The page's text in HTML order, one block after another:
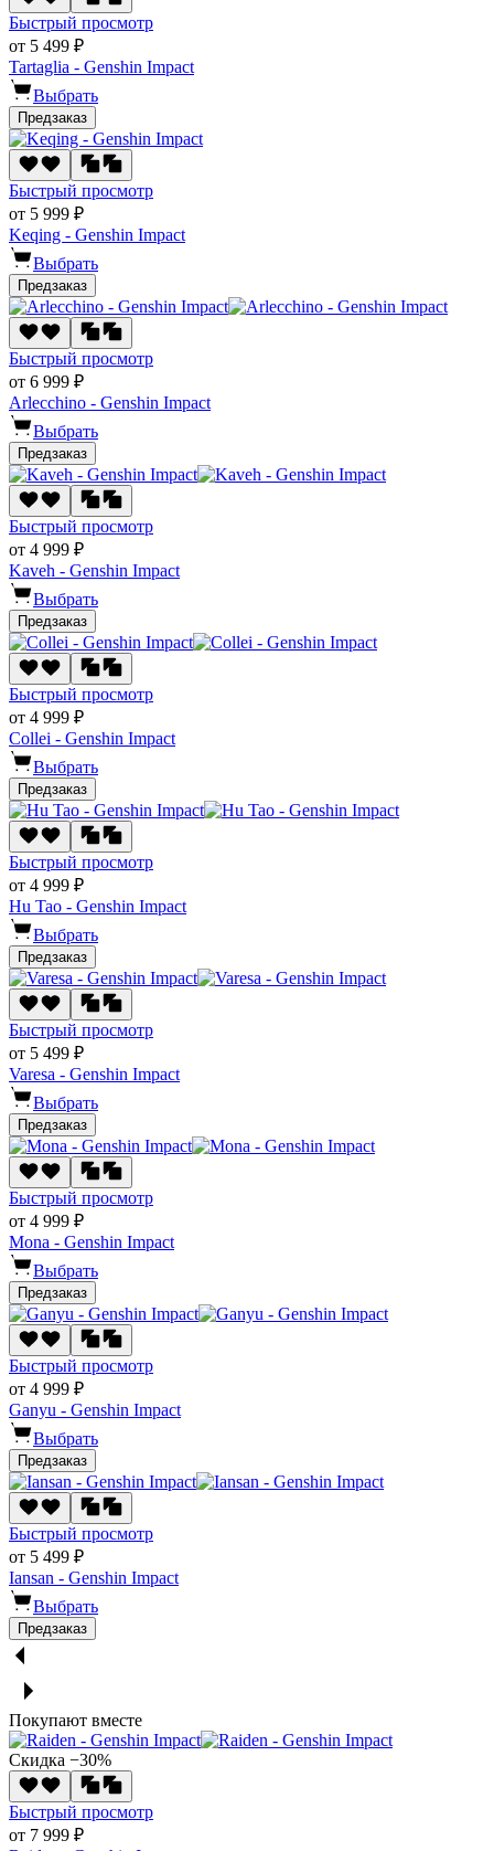
Быстрый просмотр
от 5 499 ₽
Tartaglia - Genshin Impact
Выбрать
Предзаказ
Быстрый просмотр
от 5 999 ₽
Keqing - Genshin Impact
Выбрать
Предзаказ
Быстрый просмотр
от 6 999 ₽
Arlecchino - Genshin Impact
Выбрать
Предзаказ
Быстрый просмотр
от 4 999 ₽
Kaveh - Genshin Impact
Выбрать
Предзаказ
Быстрый просмотр
от 4 999 ₽
Collei - Genshin Impact
Выбрать
Предзаказ
Быстрый просмотр
от 4 999 ₽
Hu Tao - Genshin Impact
Выбрать
Предзаказ
Быстрый просмотр
от 5 499 ₽
Varesa - Genshin Impact
Выбрать
Предзаказ
Быстрый просмотр
от 4 999 ₽
Mona - Genshin Impact
Выбрать
Предзаказ
Быстрый просмотр
от 4 999 ₽
Ganyu - Genshin Impact
Выбрать
Предзаказ
Быстрый просмотр
от 5 499 ₽
Iansan - Genshin Impact
Выбрать
Предзаказ
Покупают вместе
Скидка −30%
Быстрый просмотр
от 7 999 ₽